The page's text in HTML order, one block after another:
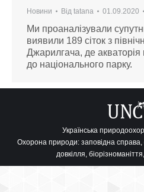
Новини Від tatana 01.09.2020
Ми проаналізували
виявили 189 сіток з
Джарилгача, де
до національного парку.
Українська
Охорона природи: заповідна справа,
довкілля,